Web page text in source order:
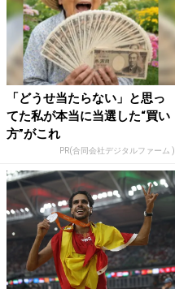
「どうせ当たらない」と思っ
てた私が本当に当選した“買い
方”がこれ
PR(合同会社デジタルファーム )